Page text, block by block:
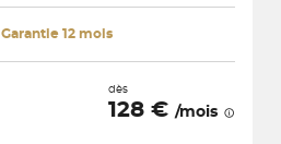
Garantie 12 mois
dès
128 € /mois